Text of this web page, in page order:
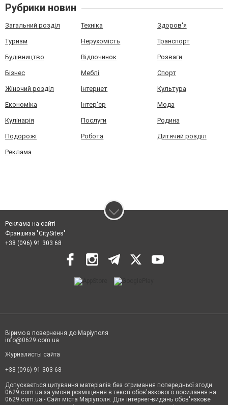
Рубрики новин
Загальний розділ Техніка Здоров'я
Туризм Нерухомість Транспорт
Будівництво Відпочинок Розваги
Бізнес Меблі Спорт
Жіночий розділ Інтернет Культура
Економіка Інтер'єр Мода
Кулінарія Послуги Родина
Подорожі Робота Дитячий розділ
Реклама
Реклама на сайті
Франшиза "CitySites"
+38 (096) 91 303 68
Віримо в повернення до Маріуполя
info@0629.com.ua
Журналисты сайта
+38 (096) 91 303 68
Допускається цитування матеріалів без отримання попередньої згоди
0629.com.ua за умови розміщення в тексті обов'язкового посилання на
0629.com.ua - Сайт міста Маріуполя. Для інтернет-видань обов'язкове